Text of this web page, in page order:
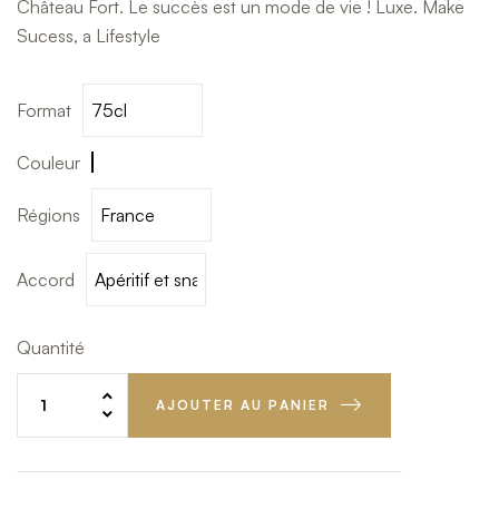
Château Fort. Le succès est un mode de vie ! Luxe. Make
Sucess, a Lifestyle
Format
Couleur
Régions
Accord
Quantité
AJOUTER AU PANIER